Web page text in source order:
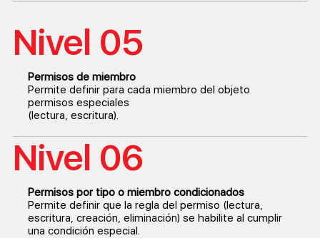
Nivel 05
Permisos de miembro
Permite definir para cada miembro del objeto
permisos especiales
(lectura, escritura).
Nivel 06
Permisos por tipo o miembro condicionados
Permite definir que la regla del permiso (lectura,
escritura, creación, eliminación) se habilite al cumplir
una condición especial.